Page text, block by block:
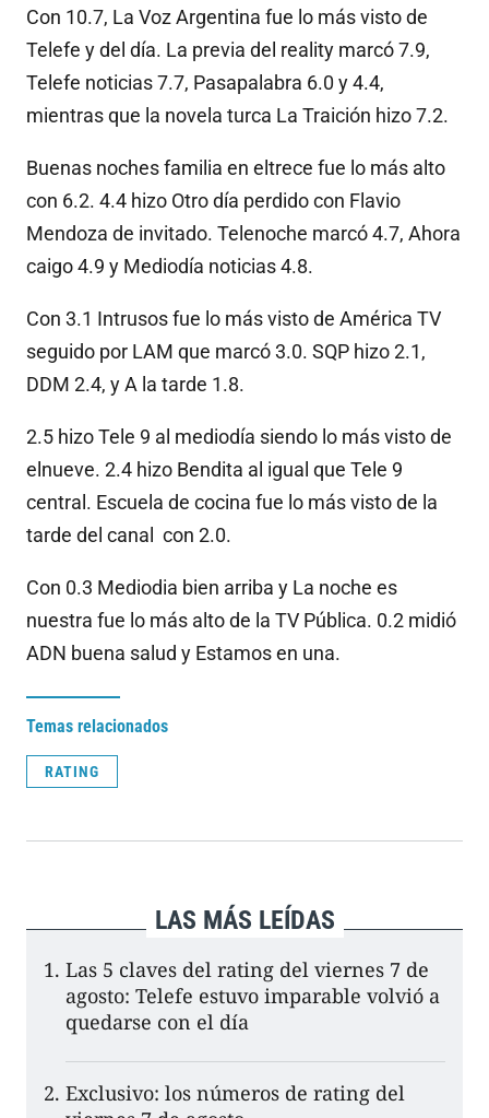
Con 10.7, La Voz Argentina fue lo más visto de
Telefe y del día. La previa del reality marcó 7.9,
Telefe noticias 7.7, Pasapalabra 6.0 y 4.4,
mientras que la novela turca La Traición hizo 7.2.
Buenas noches familia en eltrece fue lo más alto
con 6.2. 4.4 hizo Otro día perdido con Flavio
Mendoza de invitado. Telenoche marcó 4.7, Ahora
caigo 4.9 y Mediodía noticias 4.8.
Con 3.1 Intrusos fue lo más visto de América TV
seguido por LAM que marcó 3.0. SQP hizo 2.1,
DDM 2.4, y A la tarde 1.8.
2.5 hizo Tele 9 al mediodía siendo lo más visto de
elnueve. 2.4 hizo Bendita al igual que Tele 9
central. Escuela de cocina fue lo más visto de la
tarde del canal con 2.0.
Con 0.3 Mediodia bien arriba y La noche es
nuestra fue lo más alto de la TV Pública. 0.2 midió
ADN buena salud y Estamos en una.
Temas relacionados
RATING
LAS MÁS LEÍDAS
Las 5 claves del rating del viernes 7 de
agosto: Telefe estuvo imparable volvió a
quedarse con el día
Exclusivo: los números de rating del